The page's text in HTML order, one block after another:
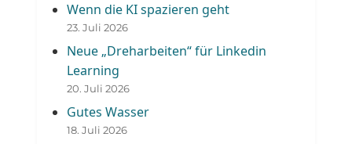
Wenn die KI spazieren geht
23. Juli 2026
Neue „Dreharbeiten“ für Linkedin
Learning
20. Juli 2026
Gutes Wasser
18. Juli 2026